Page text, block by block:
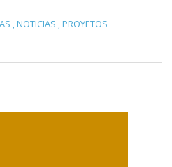
,NOTICIAS ,PROYETOS